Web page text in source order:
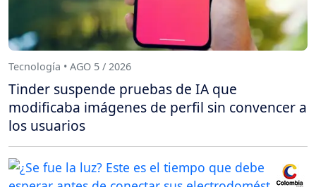
Tecnología • AGO 5 / 2026
Tinder suspende pruebas de IA que
modificaba imágenes de perfil sin convencer a
los usuarios